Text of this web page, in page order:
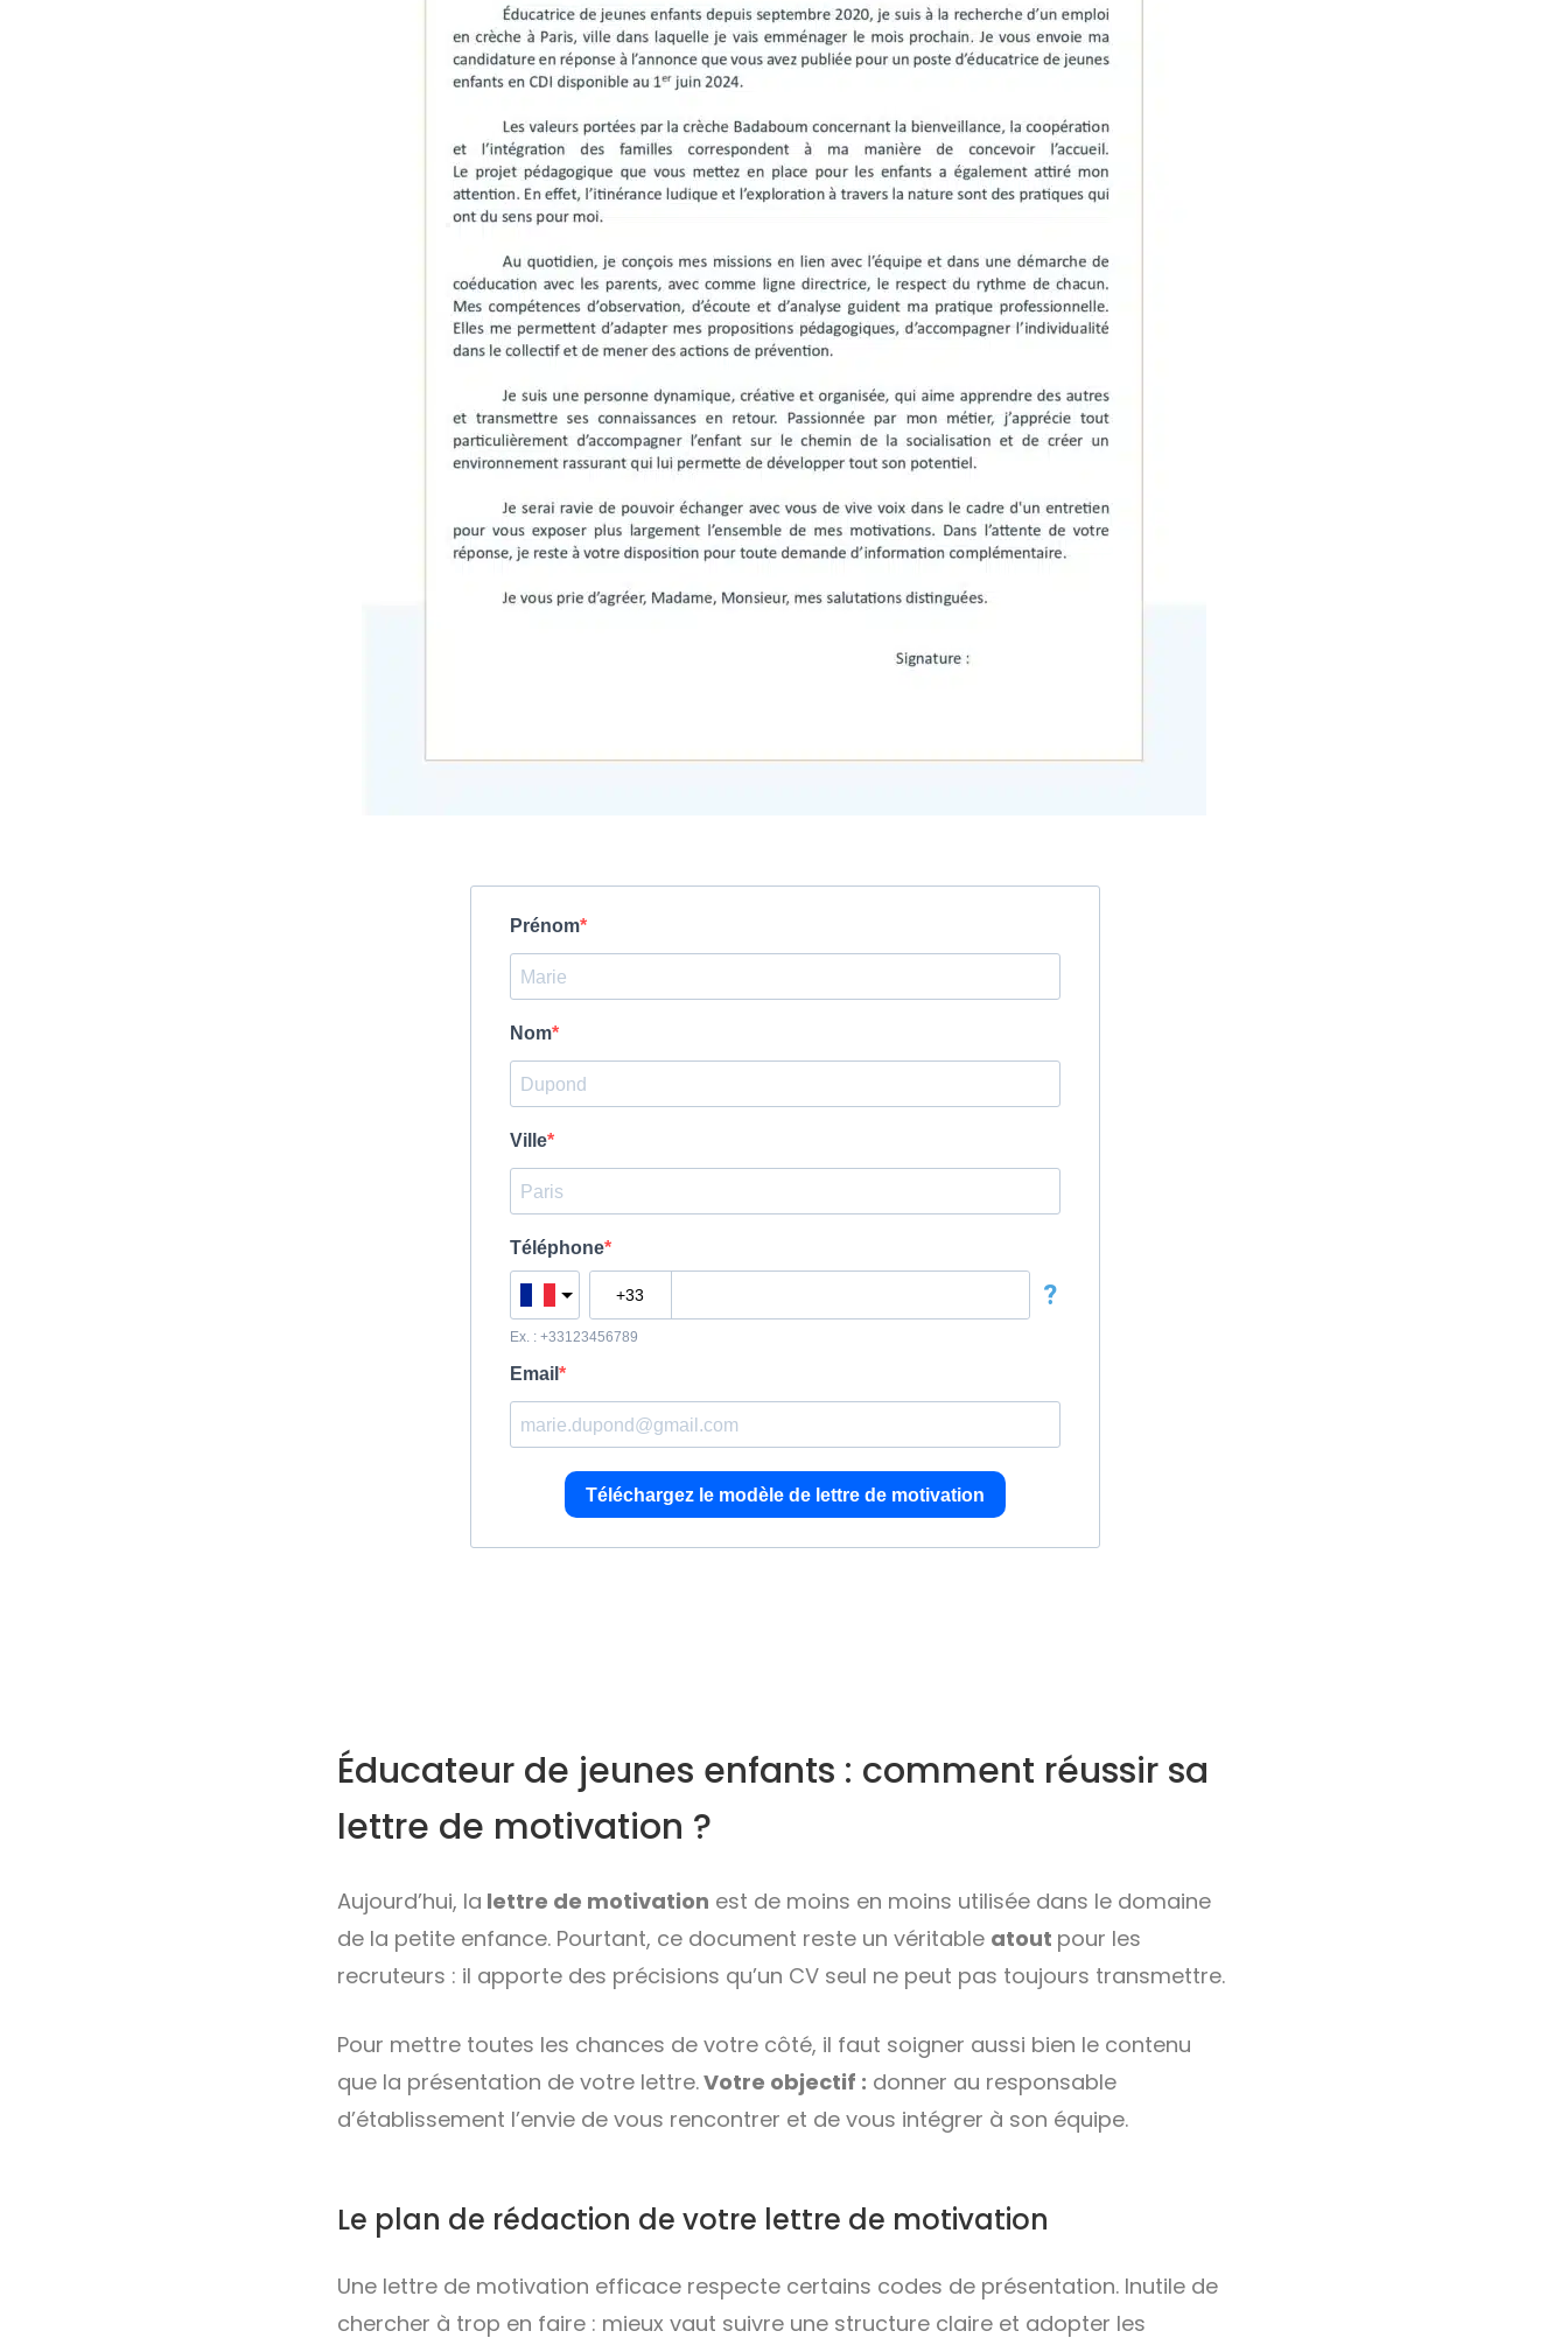
Éducateur de jeunes enfants : comment réussir sa
lettre de motivation ?
Aujourd’hui, la lettre de motivation est de moins en moins utilisée dans le domaine
de la petite enfance. Pourtant, ce document reste un véritable atout pour les
recruteurs : il apporte des précisions qu’un CV seul ne peut pas toujours transmettre.
Pour mettre toutes les chances de votre côté, il faut soigner aussi bien le contenu
que la présentation de votre lettre.Votre objectif : donner au responsable
d’établissement l’envie de vous rencontrer et de vous intégrer à son équipe.
Le plan de rédaction de votre lettre de motivation
Une lettre de motivation efficace respecte certains codes de présentation. Inutile de
chercher à trop en faire : mieux vaut suivre une structure claire et adopter les